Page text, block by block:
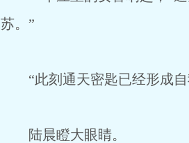
苏。”
“此刻通天密匙已经形成自
陆晨瞪大眼睛。